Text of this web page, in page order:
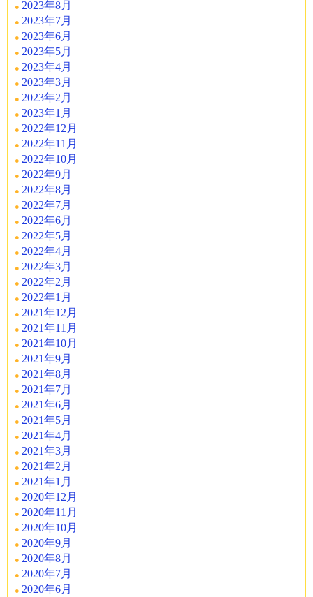
2023年8月
2023年7月
2023年6月
2023年5月
2023年4月
2023年3月
2023年2月
2023年1月
2022年12月
2022年11月
2022年10月
2022年9月
2022年8月
2022年7月
2022年6月
2022年5月
2022年4月
2022年3月
2022年2月
2022年1月
2021年12月
2021年11月
2021年10月
2021年9月
2021年8月
2021年7月
2021年6月
2021年5月
2021年4月
2021年3月
2021年2月
2021年1月
2020年12月
2020年11月
2020年10月
2020年9月
2020年8月
2020年7月
2020年6月